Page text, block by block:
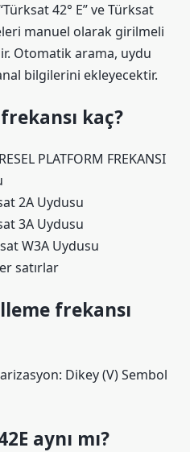
42° E” ve Türksat
manuel olarak girilmeli
Otomatik arama, uydu
bilgilerini ekleyecektir.
kaç?
PLATFORM FREKANSI
2A Uydusu
3A Uydusu
W3A Uydusu
satırlar
frekansı
Dikey (V) Sembol
aynı mı?